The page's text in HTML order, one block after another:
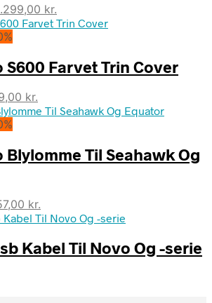
kr..
kr.
aktuelle
1.299,00 kr..
S600 Farvet Trin Cover
kr..
kr.
aktuelle
179,00 kr..
Blylomme Til Seahawk Og
kr..
kr.
aktuelle
er:
257,00 kr..
Kabel Til Novo Og -serie